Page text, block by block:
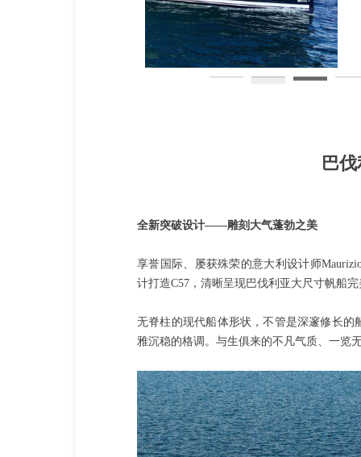
巴
全新突破设计——雕刻大气蓬勃之美
享誉国际、屡获殊荣的意大利设计师
计打造C57，清晰呈现巴伐利亚大尺寸帆船
无脊柱的现代船体形状，不管是深邃修长
雅沉稳的格调。与生俱来的不凡气质、一览